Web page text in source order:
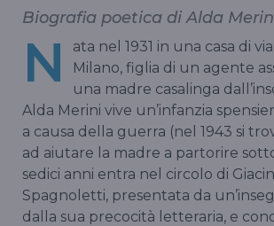
Biografia poetica di Alda
N
ata nel 1931 in una casa di
Milano, figlia di un agente
una madre casalinga
Alda Merini vive un’infanzia
a causa della guerra (nel 1943 si
ad aiutare la madre a partorire
sedici anni entra nel circolo di
Spagnoletti, presentata da
dalla sua precocità letteraria, e